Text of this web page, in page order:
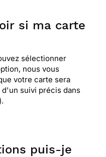
si ma carte
sélectionner
nous vous
votre carte sera
suivi précis dans
puis-je